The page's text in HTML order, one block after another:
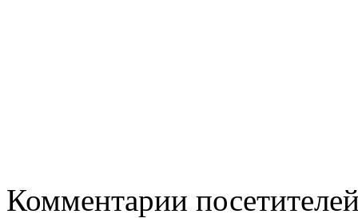
Комментарии